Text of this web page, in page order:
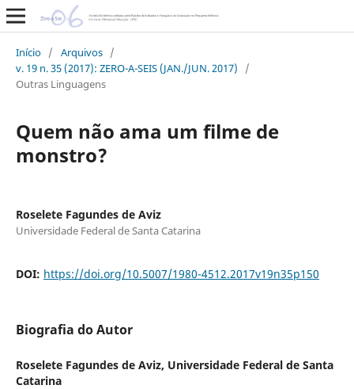
Início / Arquivos /
v. 19 n. 35 (2017): ZERO-A-SEIS (JAN./JUN. 2017)
/
Outras Linguagens
Quem não ama um filme de
monstro?
Roselete Fagundes de Aviz
Universidade Federal de Santa Catarina
DOI: https://doi.org/10.5007/1980-4512.2017v19n35p150
Biografia do Autor
Roselete Fagundes de Aviz, Universidade Federal de Santa
Catarina